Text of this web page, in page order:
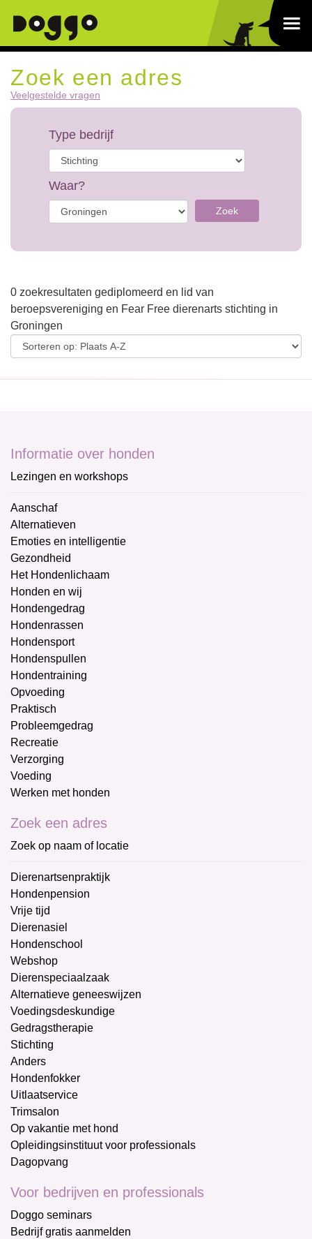
Zoek een adres
Veelgestelde vragen
Type bedrijf
Waar?
Zoek
0 zoekresultaten gediplomeerd en lid van
beroepsvereniging en Fear Free dierenarts stichting in
Groningen
Informatie over honden
Lezingen en workshops
Aanschaf
Alternatieven
Emoties en intelligentie
Gezondheid
Het Hondenlichaam
Honden en wij
Hondengedrag
Hondenrassen
Hondensport
Hondenspullen
Hondentraining
Opvoeding
Praktisch
Probleemgedrag
Recreatie
Verzorging
Voeding
Werken met honden
Zoek een adres
Zoek op naam of locatie
Dierenartsenpraktijk
Hondenpension
Vrije tijd
Dierenasiel
Hondenschool
Webshop
Dierenspeciaalzaak
Alternatieve geneeswijzen
Voedingsdeskundige
Gedragstherapie
Stichting
Anders
Hondenfokker
Uitlaatservice
Trimsalon
Op vakantie met hond
Opleidingsinstituut voor professionals
Dagopvang
Voor bedrijven en professionals
Doggo seminars
Bedrijf gratis aanmelden